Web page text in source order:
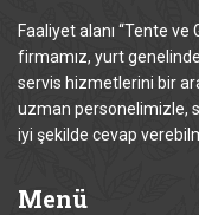
Faaliyet alanı “Tente
firmamız, yurt
servis hizmetlerini bir
uzman personelimizle,
iyi şekilde cevap
Menü